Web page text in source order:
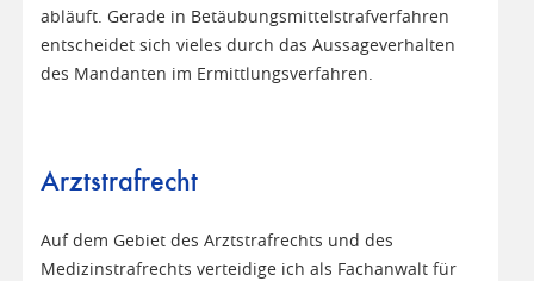
abläuft. Gerade in Betäubungsmittelstrafverfahren
entscheidet sich vieles durch das Aussageverhalten
des Mandanten im Ermittlungsverfahren.
Arztstrafrecht
Auf dem Gebiet des Arztstrafrechts und des
Medizinstrafrechts verteidige ich als Fachanwalt für